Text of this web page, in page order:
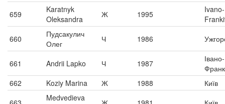
659
Karatnyk
Oleksandra
Ж 1995
Ivano-
660
Пудсакулич
Олег
Ч 1986
661 Andrii Lapko Ч 1987
Івано-
662
Koziy Marina Ж 1988
Київ
Medvedieva